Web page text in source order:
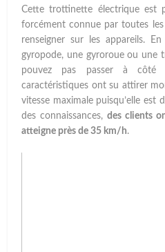
Cette trottinette électrique est
forcément connue par toutes
renseigner sur les appareils.
gyropode, une gyroroue ou une
pouvez pas passer à côté
caractéristiques ont su attirer
vitesse maximale puisqu’elle
des connaissances, des clients
atteigne près de 35 km/h.